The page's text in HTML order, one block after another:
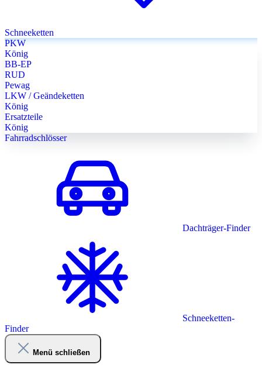
Schneeketten
PKW
König
BB-EP
RUD
Pewag
LKW / Geändeketten
König
Ersatzteile
König
Fahrradschlösser
Dachträger-Finder
Schneeketten-
Finder
Menü schließen